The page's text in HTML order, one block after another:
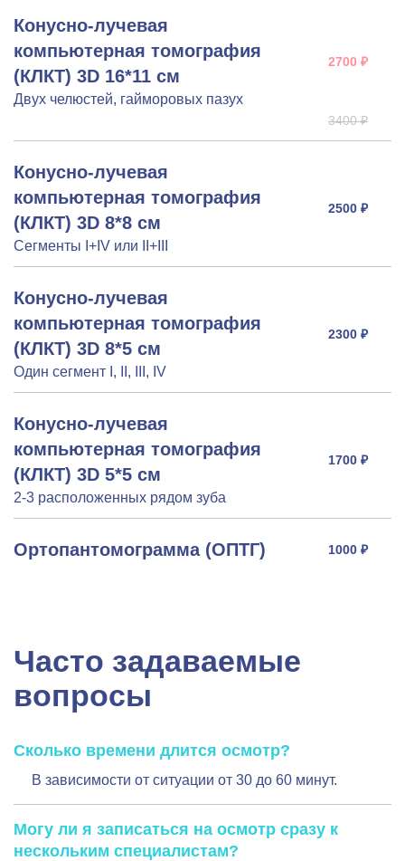
Конусно-лучевая
компьютерная томография
(КЛКТ) 3D 16*11 см
Двух челюстей, гайморовых пазух
2700 ₽
3400 ₽
Конусно-лучевая
компьютерная томография
(КЛКТ) 3D 8*8 см
Сегменты I+IV или II+III
2500 ₽
Конусно-лучевая
компьютерная томография
(КЛКТ) 3D 8*5 см
Один сегмент I, II, III, IV
2300 ₽
Конусно-лучевая
компьютерная томография
(КЛКТ) 3D 5*5 см
2-3 расположенных рядом зуба
1700 ₽
Ортопантомограмма (ОПТГ) 1000 ₽
Часто задаваемые
вопросы
Сколько времени длится осмотр?
В зависимости от ситуации от 30 до 60 минут.
Могу ли я записаться на осмотр сразу к
нескольким специалистам?